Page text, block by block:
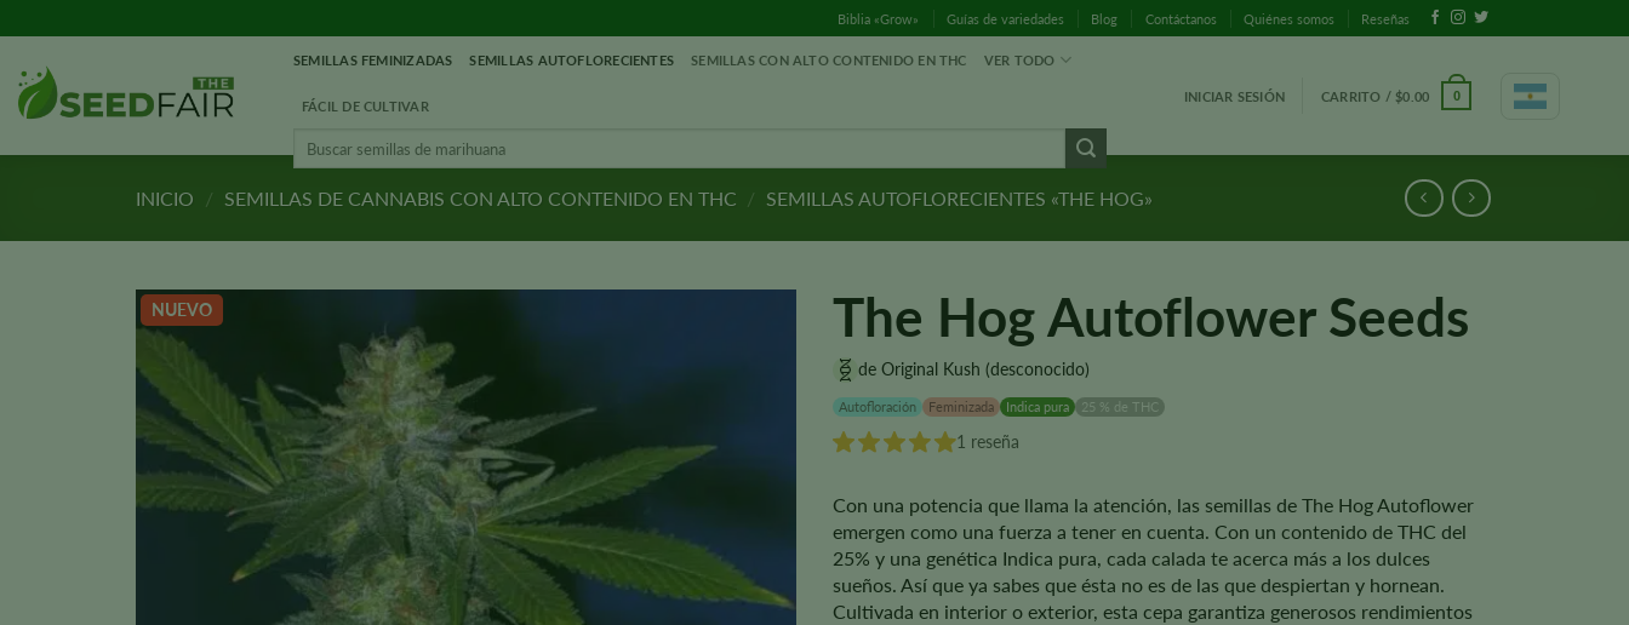
al
contenido
Biblia «Grow» Guías de variedades Blog Contáctanos Quiénes somos Reseñas
SEMILLAS FEMINIZADAS SEMILLAS AUTOFLORECIENTES SEMILLAS CON ALTO CONTENIDO EN THC VER TODO
FÁCIL DE CULTIVAR
Buscar:
INICIAR SESIÓN CARRITO / $0.00 0
INICIO / SEMILLAS DE CANNABIS CON ALTO CONTENIDO EN THC / SEMILLAS AUTOFLORECIENTES «THE HOG»
NUEVO The Hog Autoflower Seeds
de Original Kush (desconocido)
Autofloración Feminizada Indica pura 25 % de THC
1 reseña
Con una potencia que llama la atención, las semillas de The Hog Autoflower
emergen como una fuerza a tener en cuenta. Con un contenido de THC del
25% y una genética Indica pura, cada calada te acerca más a los dulces
sueños. Así que ya sabes que ésta no es de las que despiertan y hornean.
Cultivada en interior o exterior, esta cepa garantiza generosos rendimientos